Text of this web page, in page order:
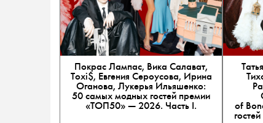
Покрас Лампас, Вика Салават,
Toxi$, Евгения Сероусова, Ирина
Оганова, Лукерья Ильяшенко:
50 самых модных гостей премии
«ТОП50» — 2026. Часть I.
of